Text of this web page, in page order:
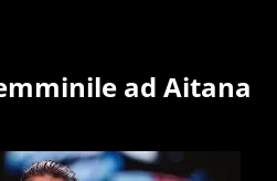
ad Aitana